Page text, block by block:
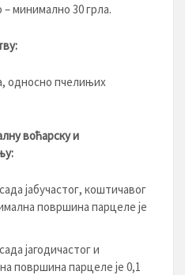
минимално 30 грла.
односно пчелињих
воћарску и
јабучастог, коштичавог
површина парцеле је
јагодичастог и
површина парцеле је 0,1